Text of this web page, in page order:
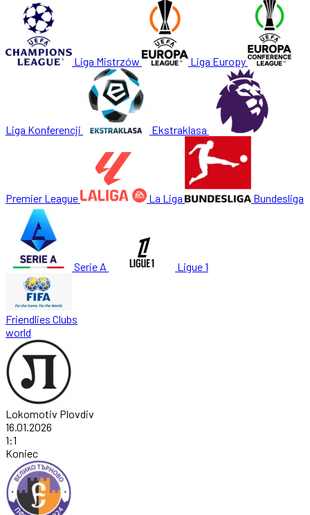
Liga Mistrzów Liga Europy
Liga Konferencji Ekstraklasa
Premier League La Liga Bundesliga
Serie A Ligue 1
Friendlies Clubs
world
Lokomotiv Plovdiv
16.01.2026
1:1
Koniec